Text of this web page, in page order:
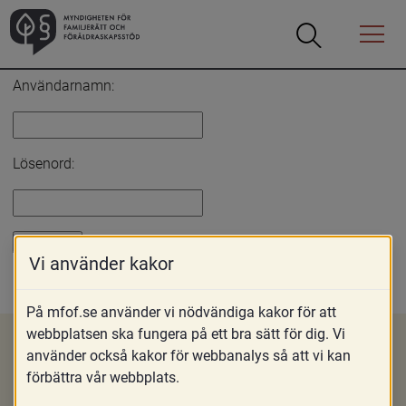
Öppna
Öppna
Menyn
Inloggning
Användarnamn:
Lösenord:
Om MFoF
Vi använder kakor
På mfof.se använder vi nödvändiga kakor för att
webbplatsen ska fungera på ett bra sätt för dig. Vi
använder också kakor för webbanalys så att vi kan
förbättra vår webbplats.